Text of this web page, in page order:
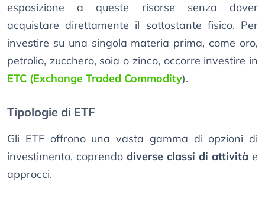
esposizione a queste risorse senza dover
acquistare direttamente il sottostante fisico. Per
investire su una singola materia prima, come oro,
petrolio, zucchero, soia o zinco, occorre investire in
ETC (Exchange Traded Commodity).
Tipologie di ETF
Gli ETF offrono una vasta gamma di opzioni di
investimento, coprendo diverse classi di attività e
approcci.